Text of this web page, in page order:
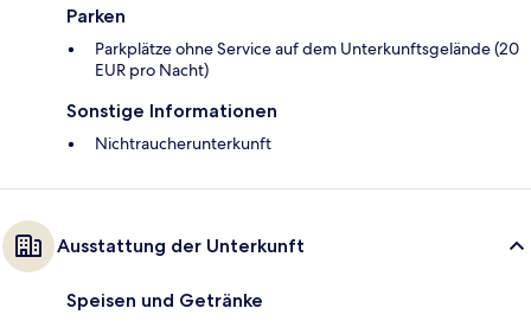
Parken
Parkplätze ohne Service auf dem Unterkunftsgelände (20
EUR pro Nacht)
Sonstige Informationen
Nichtraucherunterkunft
Ausstattung der Unterkunft
Speisen und Getränke